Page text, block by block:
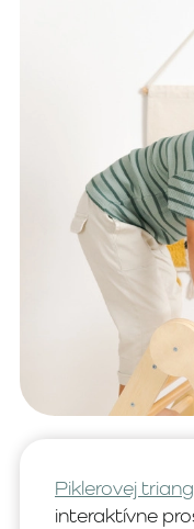
Piklerovej
interaktívne